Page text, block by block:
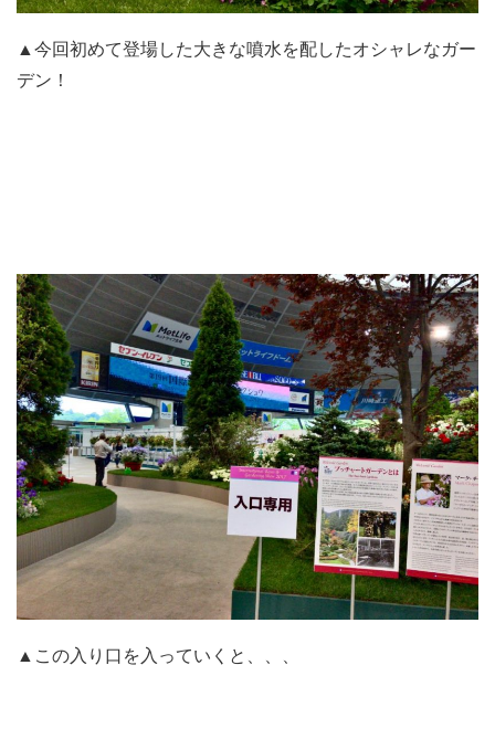
▲今回初めて登場した大きな噴水を配したオシャレなガー
デン！
▲この入り口を入っていくと、、、